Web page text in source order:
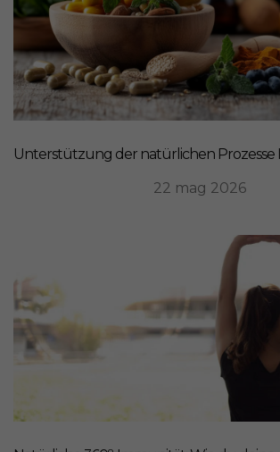
22 mag 2026